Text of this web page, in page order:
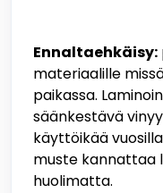
Ennaltaehkäisy:
materiaalille
paikassa.
säänkestävä
käyttöikää
muste kannattaa
huolimatta.